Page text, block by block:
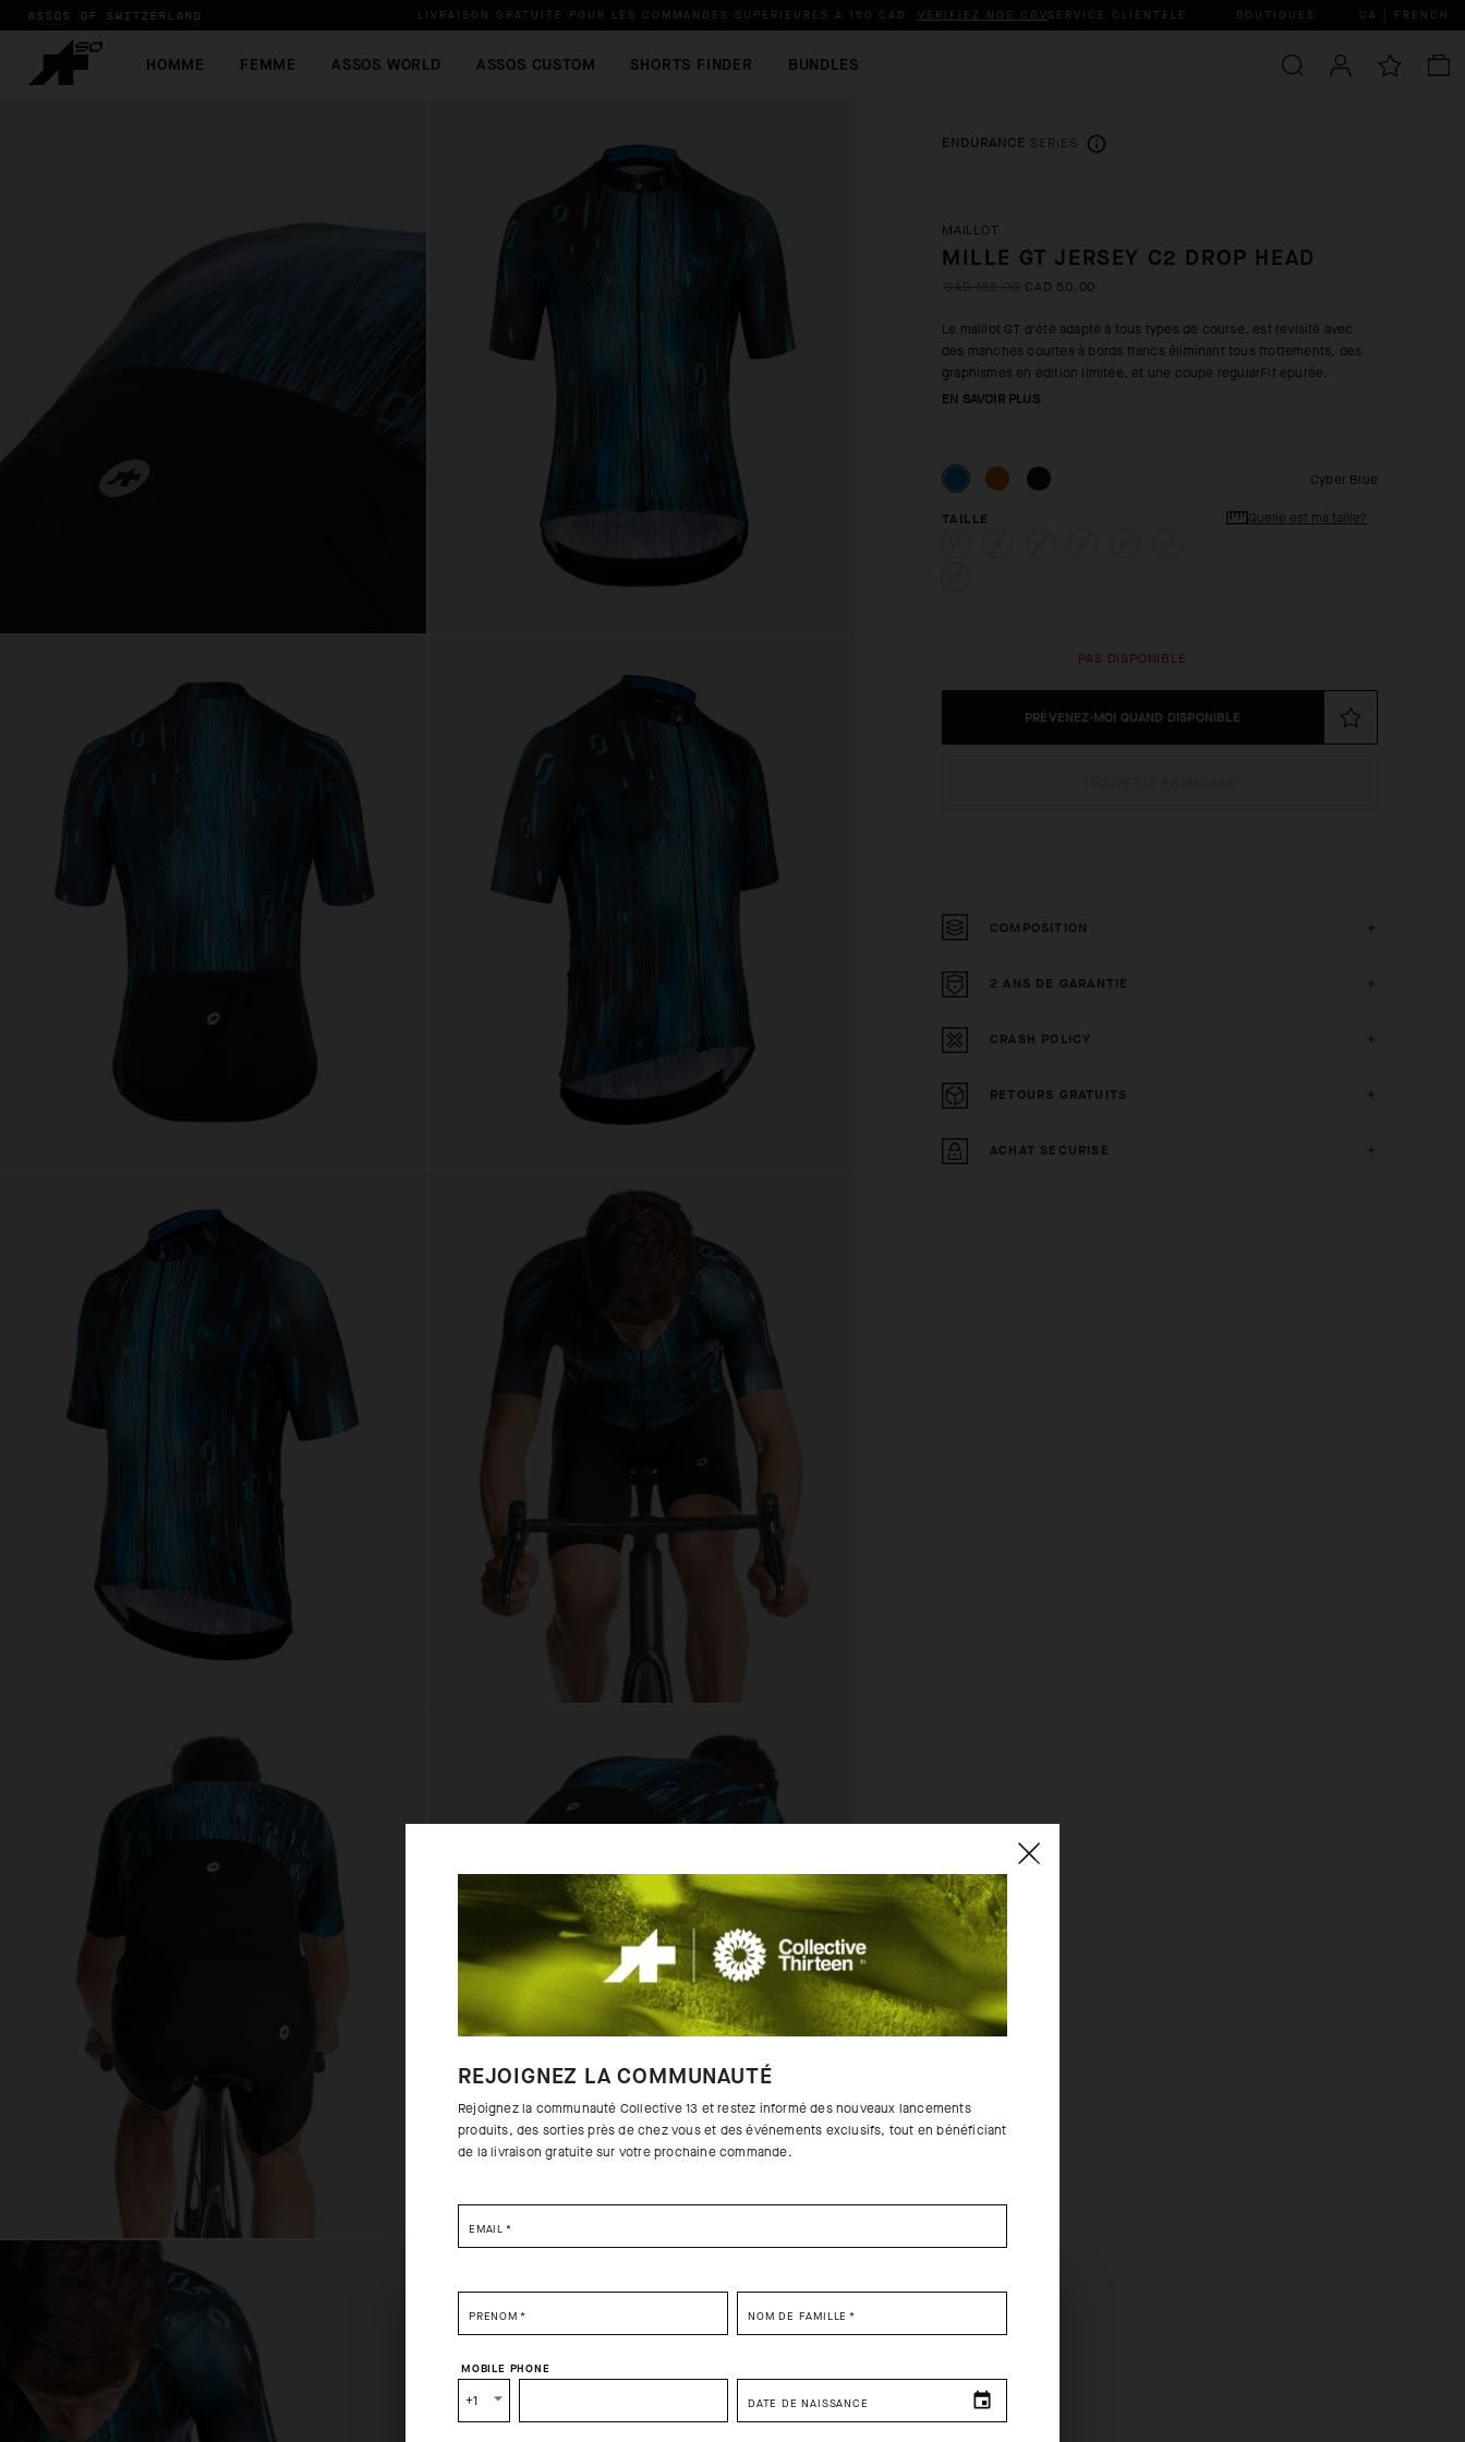
ASSOS OF SWITZERLAND LIVRAISON GRATUITE POUR LES COMMANDES SUPÉRIEURES À 150 CAD . VÉRIFIEZ NOS CGVSERVICE CLIENTÈLE BOUTIQUES CA | FRENCH
HOMME FEMME ASSOS WORLD ASSOS CUSTOM SHORTS FINDER BUNDLES
ENDURANCE SERIES
MAILLOT
MILLE GT JERSEY C2 DROP HEAD
CAD 50.00
Le maillot GT d'été adapté à tous types de course, est revisité avec
des manches courtes à bords francs éliminant tous frottements, des
graphismes en édition limitée, et une coupe regularFit épurée.
EN SAVOIR PLUS
Cyber Blue
TAILLE Quelle est ma taille?
PAS DISPONIBLE
PRÉVENEZ-MOI QUAND DISPONIBLE
COMPOSITION
2 ANS DE GARANTIE
CRASH POLICY
RETOURS GRATUITS
ACHAT SECURISE
SELECT YOUR COUNTRY
REJOIGNEZ LA COMMUNAUTÉ
Rejoignez la communauté Collective 13 et restez informé des nouveaux lancements
produits, des sorties près de chez vous et des événements exclusifs, tout en bénéficiant
de la livraison gratuite sur votre prochaine commande.
EMAIL *
PRÉNOM * NOM DE FAMILLE *
MOBILE PHONE
+1 DATE DE NAISSANCE